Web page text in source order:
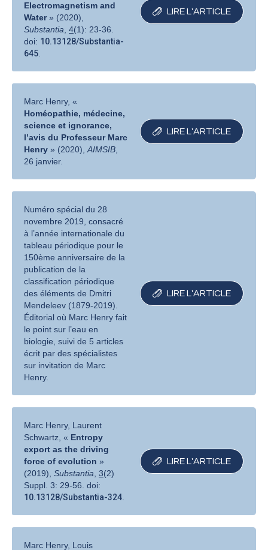
Electromagnetism and
Water» (2020),
Substantia,4(1): 23-36.
doi: 10.13128/Substantia-
645.
LIRE L′ARTICLE
Marc Henry, «
Homéopathie, médecine,
science et ignorance,
l’avis du Professeur Marc
Henry » (2020),AIMSIB,
26 janvier.
LIRE L′ARTICLE
Numéro spécial du 28
novembre 2019, consacré
à l’année internationale du
tableau périodique pour le
150ème anniversaire de la
publication de la
classification périodique
des éléments de Dmitri
Mendeleev (1879-2019).
Éditorial où Marc Henry fait
le point sur l’eau en
biologie, suivi de 5 articles
écrit par des spécialistes
sur invitation de Marc
Henry.
LIRE L′ARTICLE
Marc Henry, Laurent
Schwartz, « Entropy
export as the driving
force of evolution »
(2019),Substantia,3(2)
Suppl. 3: 29-56. doi:
10.13128/Substantia-324.
LIRE L′ARTICLE
Marc Henry, Louis